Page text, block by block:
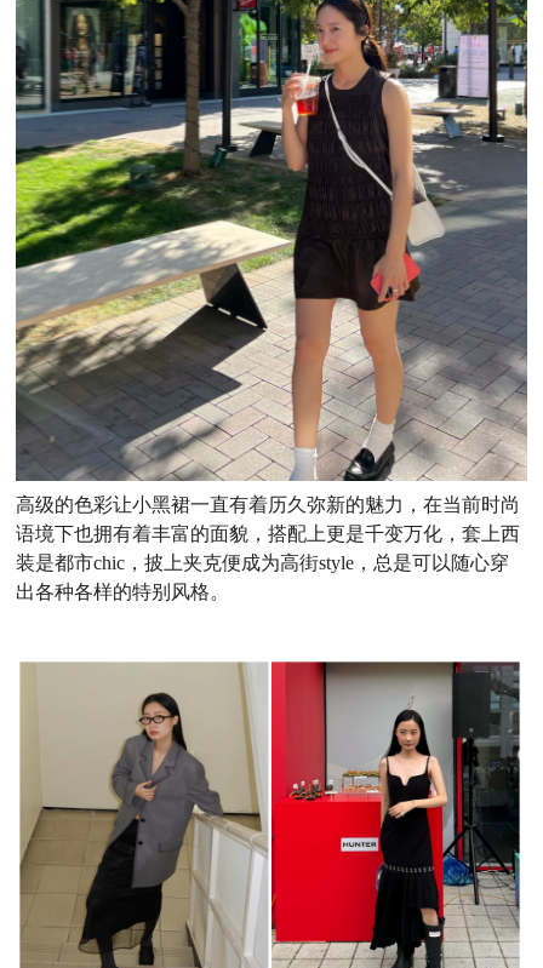
高级的色彩让小黑裙一直有着历久弥新的魅力，在当前时尚
语境下也拥有着丰富的面貌，搭配上更是千变万化，套上西
装是都市chic，披上夹克便成为高街style，总是可以随心穿
出各种各样的特别风格。